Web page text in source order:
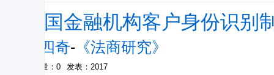
我国金融机构客户身份识别
黎四奇- 《法商研究》
被引量：0 发表：2017